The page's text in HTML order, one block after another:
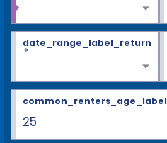
date_range_label_return
*
26+
common_renters_age_label